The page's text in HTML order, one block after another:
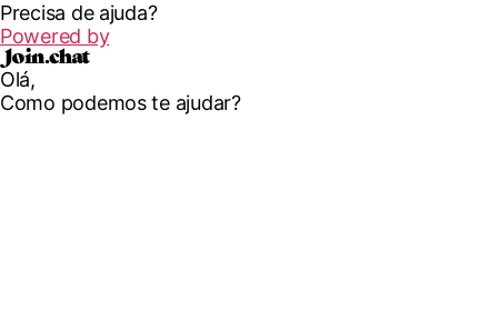
Precisa de ajuda?
Powered by
Olá,
Como podemos te ajudar?